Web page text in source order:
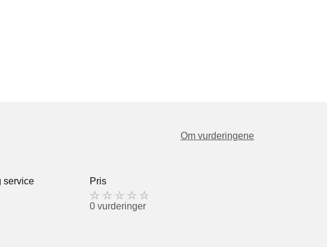
Om vurderingene
service Pris
0 vurderinger